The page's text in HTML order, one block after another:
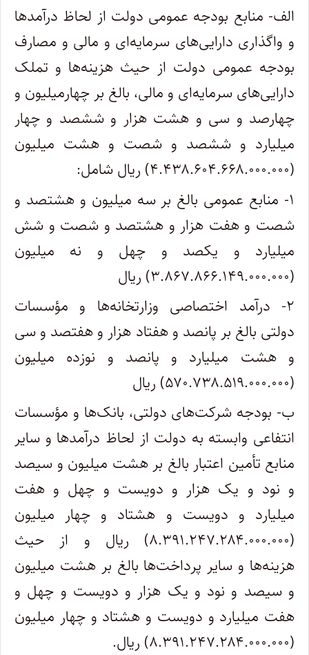
الف- منابع بودجه عمومی دولت از لحاظ درآمدها
و واگذاری دارایی‌های سرمایه‌ای و مالی و مصارف
بودجه عمومی دولت از حیث هزینه‌ها و تملک
دارایی‌های سرمایه‌ای و مالی، بالغ بر چهارمیلیون و
چهارصد و سی و هشت هزار و ششصد و چهار
میلیارد و ششصد و شصت و هشت میلیون
(۴.۴۳۸.۶۰۴.۶۶۸.۰۰۰.۰۰۰) ریال شامل:
۱- منابع عمومی بالغ بر سه میلیون و هشتصد و
شصت و هفت هزار و هشتصد و شصت و شش
میلیارد و یکصد و چهل و نه میلیون
(۳.۸۶۷.۸۶۶.۱۴۹.۰۰۰.۰۰۰) ریال
۲- درآمد اختصاصی وزارتخانه‌ها و مؤسسات
دولتی بالغ بر پانصد و هفتاد هزار و هفتصد و سی
و هشت میلیارد و پانصد و نوزده میلیون
(۵۷۰.۷۳۸.۵۱۹.۰۰۰.۰۰۰) ریال
ب- بودجه شرکت‌های دولتی، بانک‌ها و مؤسسات
انتفاعی وابسته به دولت از لحاظ درآمدها و سایر
منابع تأمین اعتبار بالغ بر هشت میلیون و سیصد
و نود و یک هزار و دویست و چهل و هفت
میلیارد و دویست و هشتاد و چهار میلیون
(۸.۳۹۱.۲۴۷.۲۸۴.۰۰۰.۰۰۰) ریال و از حیث
هزینه‌ها و سایر پرداخت‌ها بالغ بر هشت میلیون
و سیصد و نود و یک هزار و دویست و چهل و
هفت میلیارد و دویست و هشتاد و چهار میلیون
(۸.۳۹۱.۲۴۷.۲۸۴.۰۰۰.۰۰۰) ریال.